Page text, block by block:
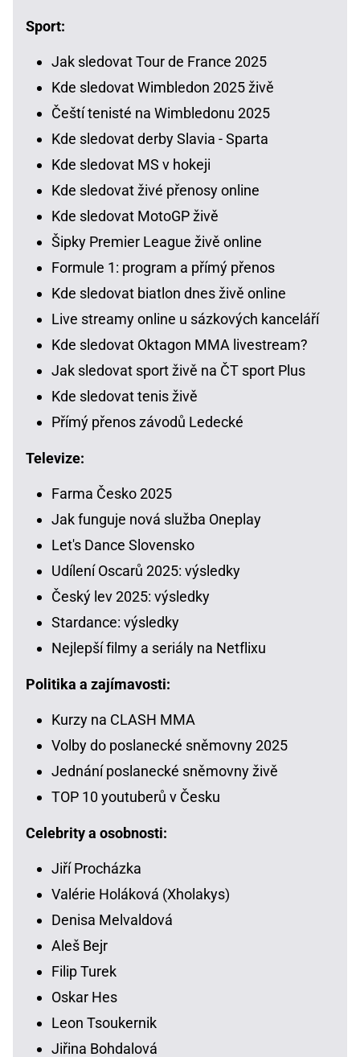
Sport:
Jak sledovat Tour de France 2025
Kde sledovat Wimbledon 2025 živě
Čeští tenisté na Wimbledonu 2025
Kde sledovat derby Slavia - Sparta
Kde sledovat MS v hokeji
Kde sledovat živé přenosy online
Kde sledovat MotoGP živě
Šipky Premier League živě online
Formule 1: program a přímý přenos
Kde sledovat biatlon dnes živě online
Live streamy online u sázkových kanceláří
Kde sledovat Oktagon MMA livestream?
Jak sledovat sport živě na ČT sport Plus
Kde sledovat tenis živě
Přímý přenos závodů Ledecké
Televize:
Farma Česko 2025
Jak funguje nová služba Oneplay
Let's Dance Slovensko
Udílení Oscarů 2025: výsledky
Český lev 2025: výsledky
Stardance: výsledky
Nejlepší filmy a seriály na Netflixu
Politika a zajímavosti:
Kurzy na CLASH MMA
Volby do poslanecké sněmovny 2025
Jednání poslanecké sněmovny živě
TOP 10 youtuberů v Česku
Celebrity a osobnosti:
Jiří Procházka
Valérie Holáková (Xholakys)
Denisa Melvaldová
Aleš Bejr
Filip Turek
Oskar Hes
Leon Tsoukernik
Jiřina Bohdalová